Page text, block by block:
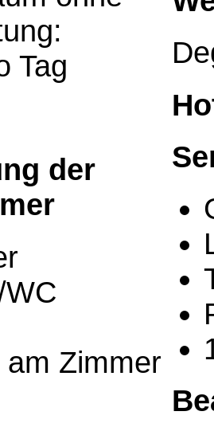
Tag
der
Zimmer